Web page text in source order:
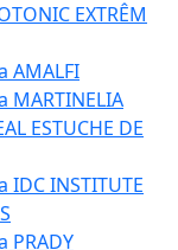
EXTRÊM
AMALFI
MARTINELIA
ESTUCHE DE
INSTITUTE
PRADY